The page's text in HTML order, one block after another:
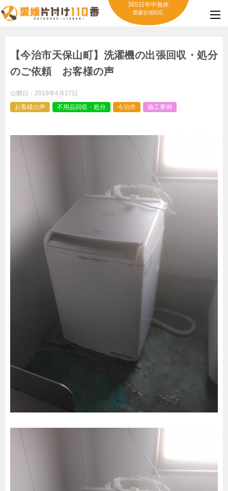
365日年中無休
愛媛全域対応
【今治市天保山町】洗濯機の出張回収・処分
のご依頼 お客様の声
公開日： 2019年4月27日
お客様の声
不用品回収・処分 今治市 施工事例